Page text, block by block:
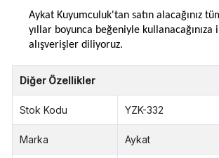
Aykat Kuyumculuk'tan satın alacağınız
yıllar boyunca beğeniyle kullanacağınıza
alışverişler diliyoruz.
Diğer Özellikler
Stok Kodu YZK-332
Marka Aykat